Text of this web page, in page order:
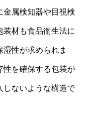
金属検知器や目視検
材も食品衛生法に
性が求められま
性を確保する包装が
しないような構造で